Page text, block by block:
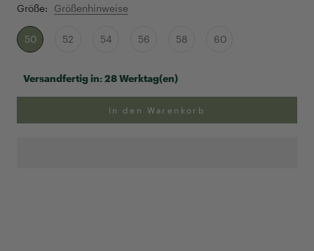
Größe: Größenhinweise
50 52 54 56 58 60
Versandfertig in:28 Werktag(en)
In den Warenkorb